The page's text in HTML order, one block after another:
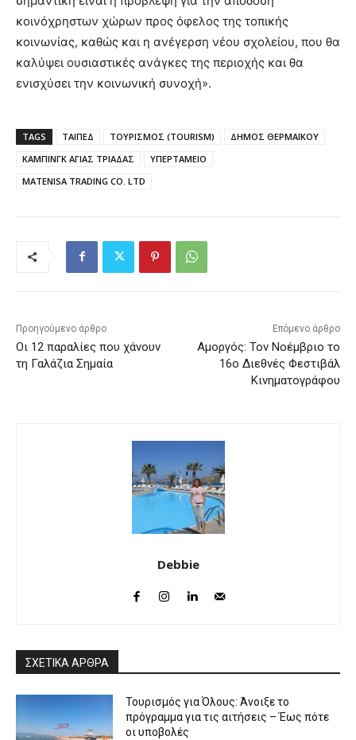
κοινόχρηστων χώρων προς όφελος της τοπικής
κοινωνίας, καθώς και η ανέγερση νέου σχολείου, που θα
καλύψει ουσιαστικές ανάγκες της περιοχής και θα
ενισχύσει την κοινωνική συνοχή».
TAGS ΤΑΙΠΕΔ ΤΟΥΡΙΣΜΟΣ (TOURISM)
ΔΗΜΟΣ ΘΕΡΜΑΪΚΟΥ
ΚΑΜΠΙΝΓΚ ΑΓΙΑΣ ΤΡΙΑΔΑΣ
ΥΠΕΡΤΑΜΕΙΟ
MATENISA TRADING CO. LTD
Προηγούμενο άρθρο
Οι 12 παραλίες που χάνουν
τη Γαλάζια Σημαία
Επόμενο άρθρο
Αμοργός: Τον Νοέμβριο το
16ο Διεθνές Φεστιβάλ
Κινηματογράφου
Debbie
ΣΧΕΤΙΚΑ ΑΡΘΡΑ
Τουρισμός για Όλους: Άνοιξε το
πρόγραμμα για τις αιτήσεις – Έως πότε
οι υποβολές